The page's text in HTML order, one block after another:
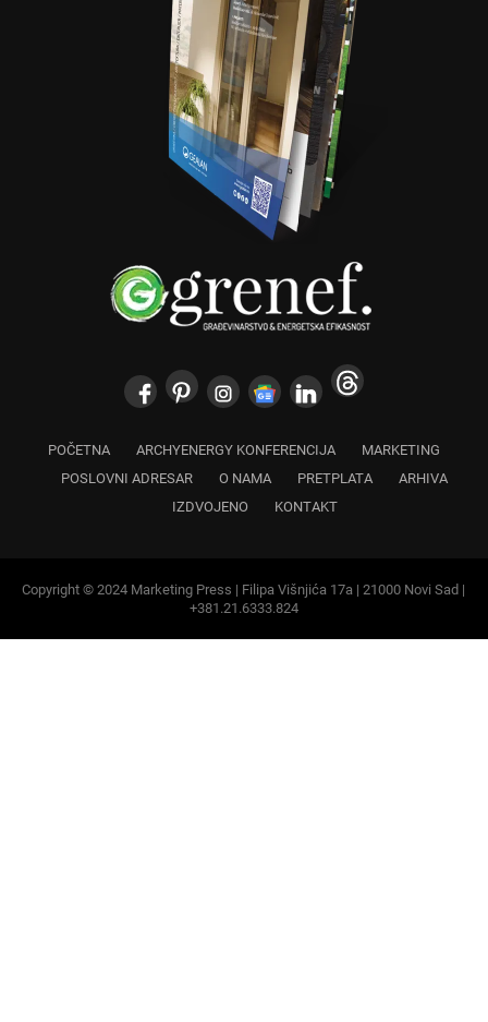
POČETNA ARCHYENERGY KONFERENCIJA
MARKETING
POSLOVNI ADRESAR
O NAMA PRETPLATA
ARHIVA
IZDVOJENO
KONTAKT
Copyright © 2024 Marketing Press | Filipa Višnjića 17a | 21000 Novi Sad |
+381.21.6333.824